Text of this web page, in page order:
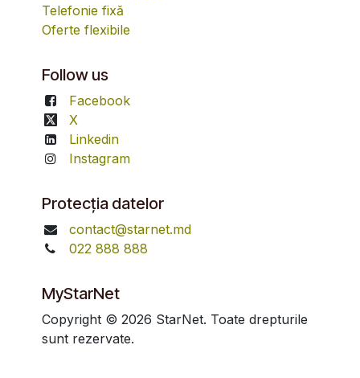
Telefonie fixă
Oferte flexibile
Follow us
Facebook
X
Linkedin
Instagram
Protecția datelor
contact@starnet.md
022 888 888
MyStarNet
Copyright © 2026 StarNet. Toate drepturile
sunt rezervate.